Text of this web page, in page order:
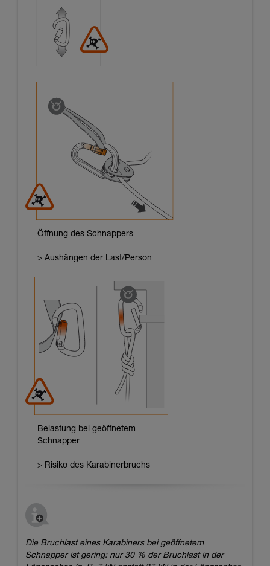
Öffnung des Schnappers
> Aushängen der Last/Person
Belastung bei geöffnetem
Schnapper
> Risiko des Karabinerbruchs
Die Bruchlast eines Karabiners bei geöffnetem
Schnapper ist gering: nur 30 % der Bruchlast in der